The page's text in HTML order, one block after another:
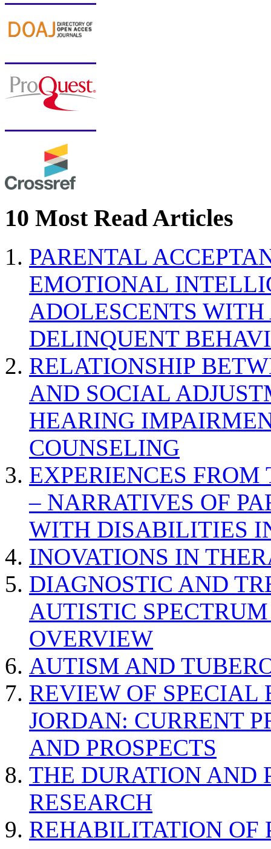
10 Most Read Articles
PARENTAL
EMOTIONAL
ADOLESCENTS
DELINQUENT
RELATIONSHIP
AND SOCIAL
HEARING
COUNSELING
EXPERIENCES
– NARRATIVES OF
WITH DISABILITIES
INOVATIONS IN
DIAGNOSTIC AND
AUTISTIC
OVERVIEW
AUTISM AND
REVIEW OF SPECIAL
JORDAN: CURRENT
AND PROSPECTS
THE DURATION AND
RESEARCH
REHABILITATION OF